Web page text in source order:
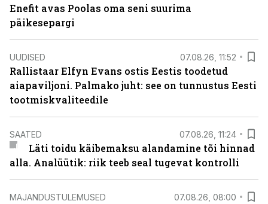
Enefit avas Poolas oma seni suurima
päikesepargi
UUDISED 07.08.26, 11:52
Rallistaar Elfyn Evans ostis Eestis toodetud
aiapaviljoni. Palmako juht: see on tunnustus Eesti
tootmiskvaliteedile
SAATED 07.08.26, 11:24
Läti toidu käibemaksu alandamine tõi hinnad
alla. Analüütik: riik teeb seal tugevat kontrolli
MAJANDUSTULEMUSED 07.08.26, 08:00